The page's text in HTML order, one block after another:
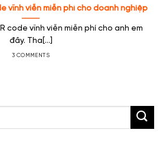
vĩnh viễn miễn phí cho doanh nghiệp
code vĩnh viễn miễn phí cho anh em
đây. Tha[...]
3 COMMENTS